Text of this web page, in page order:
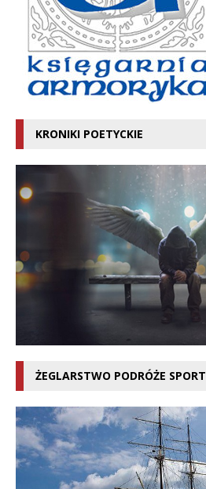
KRONIKI POETYCKIE
ŻEGLARSTWO PODRÓŻE SPORT